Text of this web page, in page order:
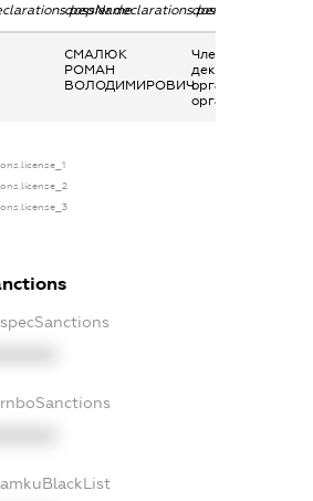
dossier.declarations.personName
СМАЛЮК
РОМАН
ВОЛОДИМИРОВИЧ
Членство суб’єкта
декларування в
організаціях та їх
органах